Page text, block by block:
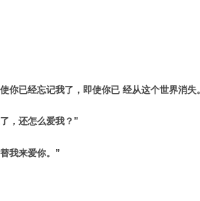
你已经忘记我了，即使你已 经从这个世界消
，还怎么爱我？”
我来爱你。”­